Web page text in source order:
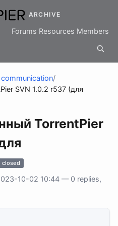
ARCHIVE
Forums Resources Members
communication/
SVN 1.0.2 r537 (для
TorrentPier
closed
10-02 10:44 — 0 replies,